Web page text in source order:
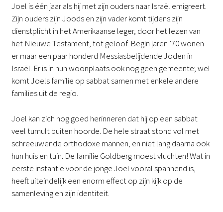
Joel is één jaar als hij met zijn ouders naar Israël emigreert.
Zijn ouders zijn Joods en zijn vader komt tijdens zijn
dienstplicht in het Amerikaanse leger, door het lezen van
het Nieuwe Testament, tot geloof. Begin jaren ’70 wonen
er maar een paar honderd Messiasbelijdende Joden in
Israël. Er is in hun woonplaats ook nog geen gemeente; wel
komt Joels familie op sabbat samen met enkele andere
families uit de regio.
Joel kan zich nog goed herinneren dat hij op een sabbat
veel tumult buiten hoorde. De hele straat stond vol met
schreeuwende orthodoxe mannen, en niet lang daarna ook
hun huis en tuin. De familie Goldberg moest vluchten! Wat in
eerste instantie voor de jonge Joel vooral spannend is,
heeft uiteindelijk een enorm effect op zijn kijk op de
samenleving en zijn identiteit.